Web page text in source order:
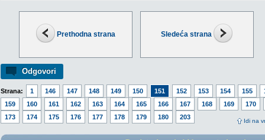
Prethodna strana Sledeća strana
Odgovori
Strana: 1 146 147 148 149 150 151 152 153 154 155
159
160 161 162 163 164 165 166 167 168 169
170
173
174 175 176 177 178 179 180 203
Idi na